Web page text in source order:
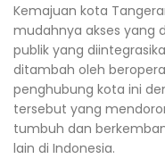
Kemajuan kota
mudahnya akses yang
publik yang
ditambah oleh
penghubung kota ini
tersebut yang
tumbuh dan
lain di Indonesia.